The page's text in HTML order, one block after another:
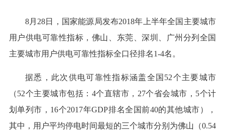
8月28日，国家能源局发布2018年上半年全国主要城市
用户供电可靠性指标，佛山、东莞、深圳、广州分列全国
主要城市用户供电可靠性指标全口径排名1-4名。
据悉，此次供电可靠性指标涵盖全国52个主要城市
（52个主要城市包括：4个直辖市，27个省会城市，5个计
划单列市，16个2017年GDP排名全国前40的其他城市），
其中，用户平均停电时间最短的三个城市分别为佛山（0.54